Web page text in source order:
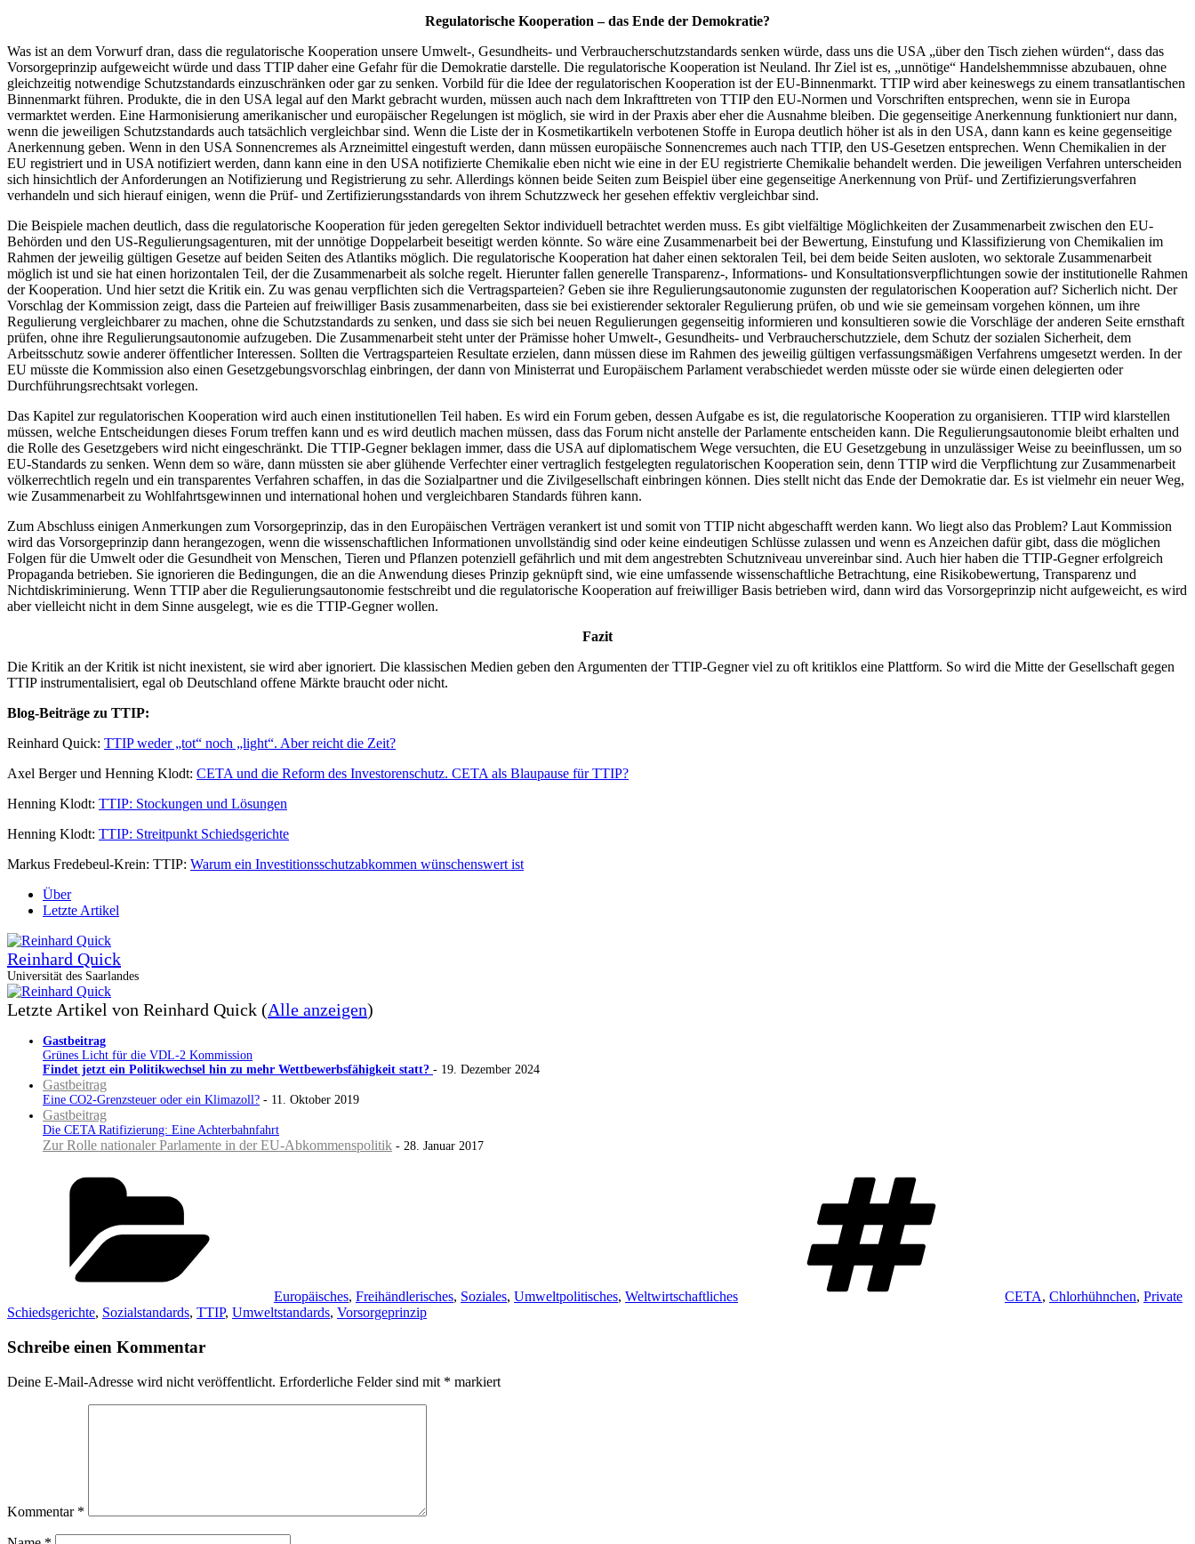
Regulatorische Kooperation – das Ende der Demokratie?
Was ist an dem Vorwurf dran, dass die regulatorische Kooperation unsere Umwelt-, Gesundheits- und Verbraucherschutzstandards senken würde, dass uns die USA „über den Tisch ziehen würden“, dass das
Vorsorgeprinzip aufgeweicht würde und dass TTIP daher eine Gefahr für die Demokratie darstelle. Die regulatorische Kooperation ist Neuland. Ihr Ziel ist es, „unnötige“ Handelshemmnisse abzubauen, ohne
gleichzeitig notwendige Schutzstandards einzuschränken oder gar zu senken. Vorbild für die Idee der regulatorischen Kooperation ist der EU-Binnenmarkt. TTIP wird aber keineswegs zu einem transatlantischen
Binnenmarkt führen. Produkte, die in den USA legal auf den Markt gebracht wurden, müssen auch nach dem Inkrafttreten von TTIP den EU-Normen und Vorschriften entsprechen, wenn sie in Europa
vermarktet werden. Eine Harmonisierung amerikanischer und europäischer Regelungen ist möglich, sie wird in der Praxis aber eher die Ausnahme bleiben. Die gegenseitige Anerkennung funktioniert nur dann,
wenn die jeweiligen Schutzstandards auch tatsächlich vergleichbar sind. Wenn die Liste der in Kosmetikartikeln verbotenen Stoffe in Europa deutlich höher ist als in den USA, dann kann es keine gegenseitige
Anerkennung geben. Wenn in den USA Sonnencremes als Arzneimittel eingestuft werden, dann müssen europäische Sonnencremes auch nach TTIP, den US-Gesetzen entsprechen. Wenn Chemikalien in der
EU registriert und in USA notifiziert werden, dann kann eine in den USA notifizierte Chemikalie eben nicht wie eine in der EU registrierte Chemikalie behandelt werden. Die jeweiligen Verfahren unterscheiden
sich hinsichtlich der Anforderungen an Notifizierung und Registrierung zu sehr. Allerdings können beide Seiten zum Beispiel über eine gegenseitige Anerkennung von Prüf- und Zertifizierungsverfahren
verhandeln und sich hierauf einigen, wenn die Prüf- und Zertifizierungsstandards von ihrem Schutzzweck her gesehen effektiv vergleichbar sind.
Die Beispiele machen deutlich, dass die regulatorische Kooperation für jeden geregelten Sektor individuell betrachtet werden muss. Es gibt vielfältige Möglichkeiten der Zusammenarbeit zwischen den EU-
Behörden und den US-Regulierungsagenturen, mit der unnötige Doppelarbeit beseitigt werden könnte. So wäre eine Zusammenarbeit bei der Bewertung, Einstufung und Klassifizierung von Chemikalien im
Rahmen der jeweilig gültigen Gesetze auf beiden Seiten des Atlantiks möglich. Die regulatorische Kooperation hat daher einen sektoralen Teil, bei dem beide Seiten ausloten, wo sektorale Zusammenarbeit
möglich ist und sie hat einen horizontalen Teil, der die Zusammenarbeit als solche regelt. Hierunter fallen generelle Transparenz-, Informations- und Konsultationsverpflichtungen sowie der institutionelle Rahmen
der Kooperation. Und hier setzt die Kritik ein. Zu was genau verpflichten sich die Vertragsparteien? Geben sie ihre Regulierungsautonomie zugunsten der regulatorischen Kooperation auf? Sicherlich nicht. Der
Vorschlag der Kommission zeigt, dass die Parteien auf freiwilliger Basis zusammenarbeiten, dass sie bei existierender sektoraler Regulierung prüfen, ob und wie sie gemeinsam vorgehen können, um ihre
Regulierung vergleichbarer zu machen, ohne die Schutzstandards zu senken, und dass sie sich bei neuen Regulierungen gegenseitig informieren und konsultieren sowie die Vorschläge der anderen Seite ernsthaft
prüfen, ohne ihre Regulierungsautonomie aufzugeben. Die Zusammenarbeit steht unter der Prämisse hoher Umwelt-, Gesundheits- und Verbraucherschutzziele, dem Schutz der sozialen Sicherheit, dem
Arbeitsschutz sowie anderer öffentlicher Interessen. Sollten die Vertragsparteien Resultate erzielen, dann müssen diese im Rahmen des jeweilig gültigen verfassungsmäßigen Verfahrens umgesetzt werden. In der
EU müsste die Kommission also einen Gesetzgebungsvorschlag einbringen, der dann von Ministerrat und Europäischem Parlament verabschiedet werden müsste oder sie würde einen delegierten oder
Durchführungsrechtsakt vorlegen.
Das Kapitel zur regulatorischen Kooperation wird auch einen institutionellen Teil haben. Es wird ein Forum geben, dessen Aufgabe es ist, die regulatorische Kooperation zu organisieren. TTIP wird klarstellen
müssen, welche Entscheidungen dieses Forum treffen kann und es wird deutlich machen müssen, dass das Forum nicht anstelle der Parlamente entscheiden kann. Die Regulierungsautonomie bleibt erhalten und
die Rolle des Gesetzgebers wird nicht eingeschränkt. Die TTIP-Gegner beklagen immer, dass die USA auf diplomatischem Wege versuchten, die EU Gesetzgebung in unzulässiger Weise zu beeinflussen, um so
EU-Standards zu senken. Wenn dem so wäre, dann müssten sie aber glühende Verfechter einer vertraglich festgelegten regulatorischen Kooperation sein, denn TTIP wird die Verpflichtung zur Zusammenarbeit
völkerrechtlich regeln und ein transparentes Verfahren schaffen, in das die Sozialpartner und die Zivilgesellschaft einbringen können. Dies stellt nicht das Ende der Demokratie dar. Es ist vielmehr ein neuer Weg,
wie Zusammenarbeit zu Wohlfahrtsgewinnen und international hohen und vergleichbaren Standards führen kann.
Zum Abschluss einigen Anmerkungen zum Vorsorgeprinzip, das in den Europäischen Verträgen verankert ist und somit von TTIP nicht abgeschafft werden kann. Wo liegt also das Problem? Laut Kommission
wird das Vorsorgeprinzip dann herangezogen, wenn die wissenschaftlichen Informationen unvollständig sind oder keine eindeutigen Schlüsse zulassen und wenn es Anzeichen dafür gibt, dass die möglichen
Folgen für die Umwelt oder die Gesundheit von Menschen, Tieren und Pflanzen potenziell gefährlich und mit dem angestrebten Schutzniveau unvereinbar sind. Auch hier haben die TTIP-Gegner erfolgreich
Propaganda betrieben. Sie ignorieren die Bedingungen, die an die Anwendung dieses Prinzip geknüpft sind, wie eine umfassende wissenschaftliche Betrachtung, eine Risikobewertung, Transparenz und
Nichtdiskriminierung. Wenn TTIP aber die Regulierungsautonomie festschreibt und die regulatorische Kooperation auf freiwilliger Basis betrieben wird, dann wird das Vorsorgeprinzip nicht aufgeweicht, es wird
aber vielleicht nicht in dem Sinne ausgelegt, wie es die TTIP-Gegner wollen.
Fazit
Die Kritik an der Kritik ist nicht inexistent, sie wird aber ignoriert. Die klassischen Medien geben den Argumenten der TTIP-Gegner viel zu oft kritiklos eine Plattform. So wird die Mitte der Gesellschaft gegen
TTIP instrumentalisiert, egal ob Deutschland offene Märkte braucht oder nicht.
Blog-Beiträge zu TTIP:
Reinhard Quick: TTIP weder „tot“ noch „light“. Aber reicht die Zeit?
Axel Berger und Henning Klodt: CETA und die Reform des Investorenschutz. CETA als Blaupause für TTIP?
Henning Klodt: TTIP: Stockungen und Lösungen
Henning Klodt: TTIP: Streitpunkt Schiedsgerichte
Markus Fredebeul-Krein: TTIP: Warum ein Investitionsschutzabkommen wünschenswert ist
Über
Letzte Artikel
Reinhard Quick
Universität des Saarlandes
Letzte Artikel von Reinhard Quick (Alle anzeigen)
Gastbeitrag
Grünes Licht für die VDL-2 Kommission
Findet jetzt ein Politikwechsel hin zu mehr Wettbewerbsfähigkeit statt? - 19. Dezember 2024
Gastbeitrag
Eine CO2-Grenzsteuer oder ein Klimazoll? - 11. Oktober 2019
Gastbeitrag
Die CETA Ratifizierung: Eine Achterbahnfahrt
Zur Rolle nationaler Parlamente in der EU-Abkommenspolitik - 28. Januar 2017
Europäisches, Freihändlerisches, Soziales, Umweltpolitisches, Weltwirtschaftliches CETA, Chlorhühnchen, Private
Schiedsgerichte, Sozialstandards, TTIP, Umweltstandards, Vorsorgeprinzip
Schreibe einen Kommentar
Deine E-Mail-Adresse wird nicht veröffentlicht. Erforderliche Felder sind mit * markiert
Kommentar *